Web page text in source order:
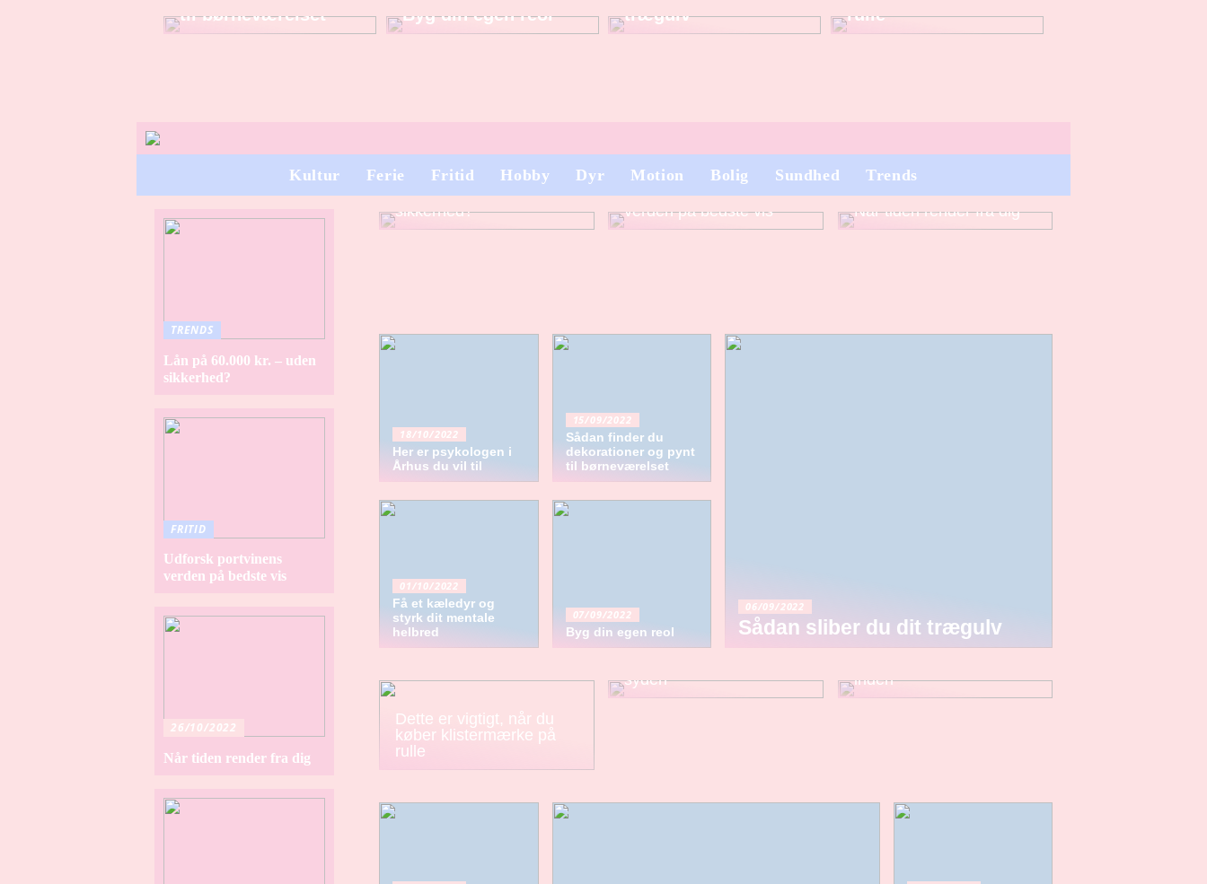
til børneværelset
Byg din egen reol
trægulv
rulle
Kultur Ferie Fritid Hobby Dyr Motion Bolig Sundhed
Trends
Lån på 60.000 kr. – uden
sikkerhed?
Udforsk portvinens
verden på bedste vis
Når tiden render fra dig
18/10/2022
Her er psykologen i
Århus du vil til
01/10/2022
Få et kæledyr og
styrk dit mentale
helbred
15/09/2022
Sådan finder du
dekorationer og pynt
til børneværelset
07/09/2022
Byg din egen reol
06/09/2022
Sådan sliber du dit trægulv
Dette er vigtigt, når du
køber klistermærke på
rulle
Fire ting du altid skal
syden
Skal dit barn begynde i
inden
TRENDS
Lån på 60.000 kr. – uden
sikkerhed?
FRITID
Udforsk portvinens
verden på bedste vis
26/10/2022
Når tiden render fra dig